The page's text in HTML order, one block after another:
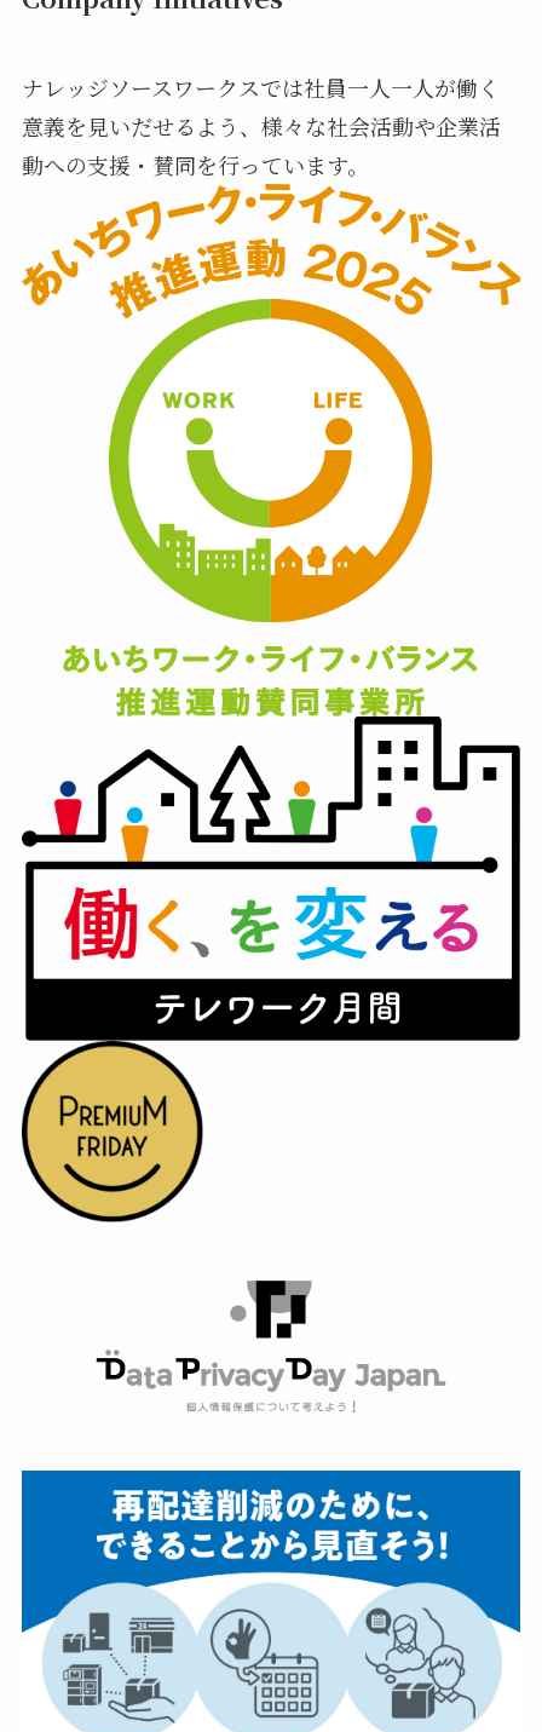
ナレッジソースワークスでは社員一人一人が働く
意義を見いだせるよう、様々な社会活動や企業活
動への支援・賛同を行っています。